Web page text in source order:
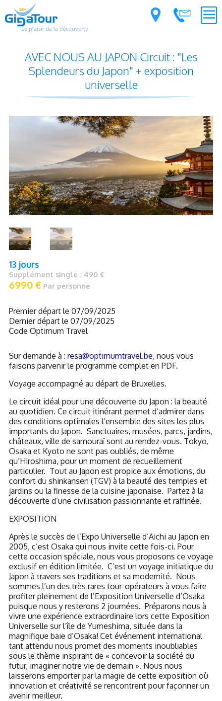
Le plaisir de la découverte
AVEC NOUS AU JAPON Circuit : "Les
Splendeurs du Japon" + exposition
universelle
13 jours
Supplément single : 490 €
6990 € Par personne
Premier départ le 07/09/2025
Dernier départ le 07/09/2025
Code Optimum Travel
Sur demande à : resa@optimumtravel.be, nous vous
faisons parvenir le programme complet en PDF.
Voyage accompagné au départ de Bruxelles.
Le circuit idéal pour une découverte du Japon : la beauté
au quotidien. Ce circuit itinérant permet d’admirer dans
des conditions optimales l’ensemble des sites les plus
importants du Japon. Sanctuaires, musées, parcs, jardins,
châteaux, ville de samouraï sont au rendez-vous. Tokyo,
Osaka et Kyoto ne sont pas oubliés, de même
qu’Hiroshima, pour un moment de recueillement
particulier. Tout au Japon est propice aux émotions, du
confort du shinkansen (TGV) à la beauté des temples et
jardins ou la finesse de la cuisine japonaise. Partez à la
découverte d’une civilisation passionnante et raffinée.
EXPOSITION
Après le succès de l’Expo Universelle d’Aichi au Japon en
2005, c’est Osaka qui nous invite cette fois-ci. Pour
cette occasion spéciale, nous vous proposons ce voyage
exclusif en édition limitée. C’est un voyage initiatique du
Japon à travers ses traditions et sa modernité. Nous
sommes l’un des très rares tour-opérateurs à vous faire
profiter pleinement de l’Exposition Universelle d’Osaka
puisque nous y resterons 2 journées. Préparons nous à
vivre une expérience extraordinaire lors cette Exposition
Universelle sur l’île de Yumeshima, située dans la
magnifique baie d’Osaka! Cet événement international
tant attendu nous promet des moments inoubliables
sous le thème inspirant de « concevoir la société du
futur, imaginer notre vie de demain ». Nous nous
laisserons emporter par la magie de cette exposition où
innovation et créativité se rencontrent pour façonner un
avenir meilleur.